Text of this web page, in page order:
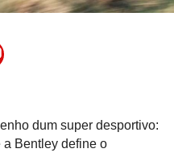
dum super desportivo:
Bentley define o